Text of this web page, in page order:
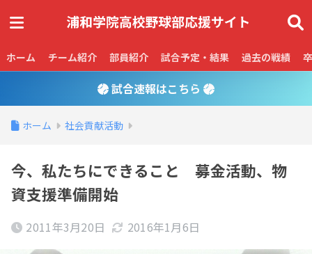
ホーム チーム紹介 部員紹介 試合予定・結果 過去の戦績
試合速報はこちら
ホーム 社会貢献活動
今、私たちにできること 募金活動、物
資支援準備開始
2011年3月20日 2016年1月6日